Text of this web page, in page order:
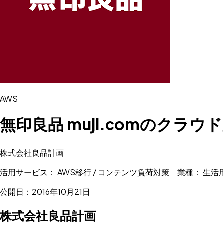
AWS
無印良品 muji.comのクラウ
株式会社良品計画
活用サービス： AWS移行 / コンテンツ負荷対策 業種： 生活
公開日：2016年10月21日
株式会社良品計画